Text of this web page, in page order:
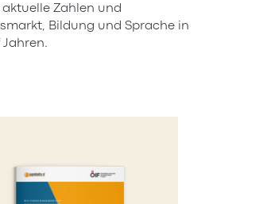
Zahlen und
Bildung und Sprache in